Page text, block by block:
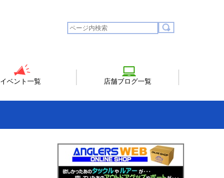
イベント一覧 店舗ブログ一覧